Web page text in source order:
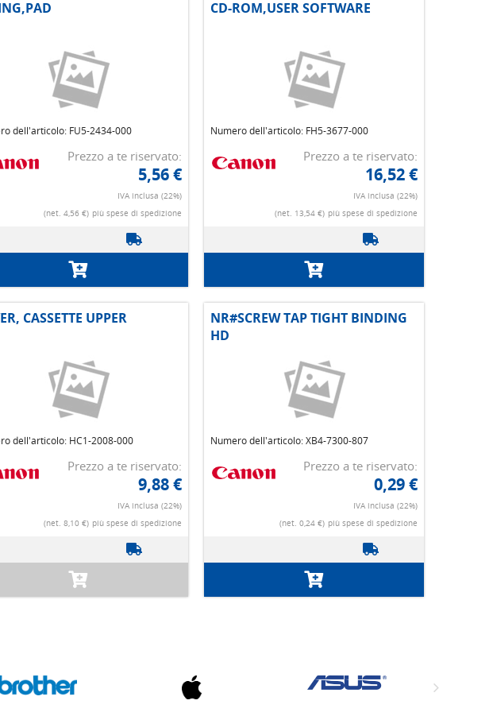
dell'articolo: FU5-2434-000
Prezzo a te riservato:
5,56 €
IVA inclusa (22%)
(net. 4,56 €) più spese di spedizione
CD-ROM,USER SOFTWARE
Numero dell'articolo: FH5-3677-000
Prezzo a te riservato:
16,52 €
IVA inclusa (22%)
(net. 13,54 €) più spese di spedizione
CASSETTE UPPER
dell'articolo: HC1-2008-000
Prezzo a te riservato:
9,88 €
IVA inclusa (22%)
(net. 8,10 €) più spese di spedizione
NR#SCREW TAP TIGHT BINDING
HD
Numero dell'articolo: XB4-7300-807
Prezzo a te riservato:
0,29 €
IVA inclusa (22%)
(net. 0,24 €) più spese di spedizione